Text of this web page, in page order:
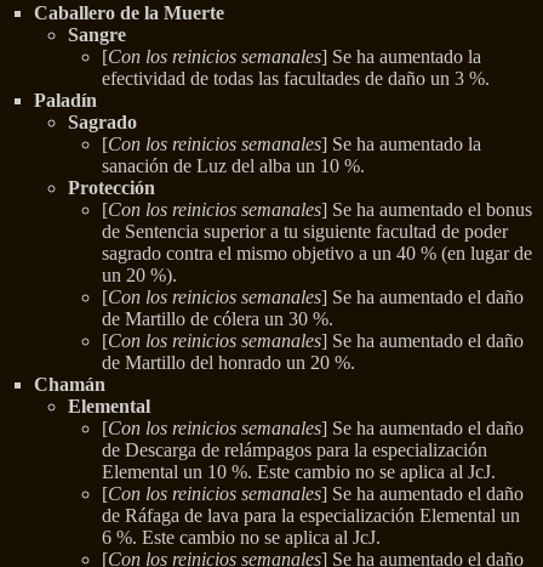
Caballero de la Muerte
Sangre
[Con los reinicios semanales] Se ha aumentado la
efectividad de todas las facultades de daño un 3 %.
Paladín
Sagrado
[Con los reinicios semanales] Se ha aumentado la
sanación de Luz del alba un 10 %.
Protección
[Con los reinicios semanales] Se ha aumentado el bonus
de Sentencia superior a tu siguiente facultad de poder
sagrado contra el mismo objetivo a un 40 % (en lugar de
un 20 %).
[Con los reinicios semanales] Se ha aumentado el daño
de Martillo de cólera un 30 %.
[Con los reinicios semanales] Se ha aumentado el daño
de Martillo del honrado un 20 %.
Chamán
Elemental
[Con los reinicios semanales] Se ha aumentado el daño
de Descarga de relámpagos para la especialización
Elemental un 10 %. Este cambio no se aplica al JcJ.
[Con los reinicios semanales] Se ha aumentado el daño
de Ráfaga de lava para la especialización Elemental un
6 %. Este cambio no se aplica al JcJ.
[Con los reinicios semanales] Se ha aumentado el daño